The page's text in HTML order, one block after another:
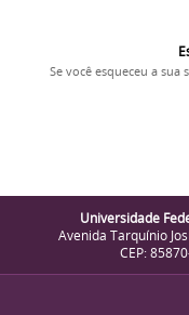
Se você esqueceu a sua
Universidade
Avenida Tarquínio
CEP: